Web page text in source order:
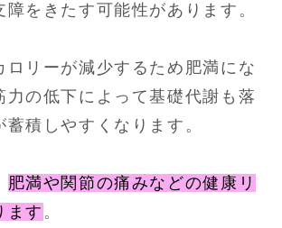
障をきたす可能性があります。
ロリーが減少するため肥満にな
力の低下によって基礎代謝も落
積しやすくなります。
肥満や関節の痛みなどの健康リ
ます 。